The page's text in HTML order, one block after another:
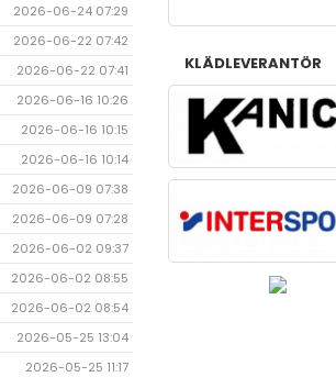
2026-06-24 07:29
2026-06-22 07:42
2026-06-22 07:41
2026-06-16 10:26
2026-06-16 10:15
2026-06-16 10:14
2026-06-09 07:38
2026-06-09 07:28
2026-06-02 09:37
2026-06-02 08:55
2026-06-02 08:54
2026-05-25 13:04
2026-05-25 11:17
KLÄDLEVERANTÖR